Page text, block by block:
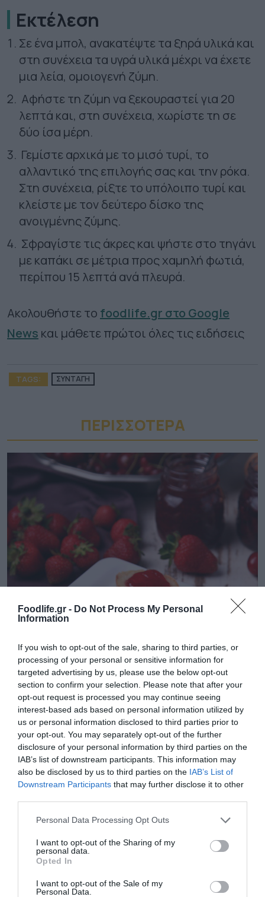
Foodlife.gr - Do Not Process My Personal
Information
If you wish to opt-out of the sale, sharing to third parties, or
processing of your personal or sensitive information for
targeted advertising by us, please use the below opt-out
section to confirm your selection. Please note that after your
opt-out request is processed you may continue seeing
interest-based ads based on personal information utilized by
us or personal information disclosed to third parties prior to
your opt-out. You may separately opt-out of the further
disclosure of your personal information by third parties on the
IAB’s list of downstream participants. This information may
also be disclosed by us to third parties on the IAB’s List of
Downstream Participants that may further disclose it to other
Please note that this website/app uses one or more Google
not limited to your visit or usage behaviour. You may click to
grant or deny consent to Google and its third-party tags to
use your data for below specified purposes in below Google
consent section.
Personal Data Processing Opt Outs
I want to opt-out of the Sharing of my
personal data.
Opted In
I want to opt-out of the Sale of my
Personal Data.
Εκτέλεση
Σε ένα μπολ, ανακατέψτε τα ξηρά υλικά και
στη συνέχεια τα υγρά υλικά μέχρι να έχετε
μια λεία, ομοιογενή ζύμη.
Αφήστε τη ζύμη να ξεκουραστεί για 20
λεπτά και, στη συνέχεια, χωρίστε τη σε
δύο ίσα μέρη.
Γεμίστε αρχικά με το μισό τυρί, το
αλλαντικό της επιλογής σας και την ρόκα.
Στη συνέχεια, ρίξτε το υπόλοιπο τυρί και
κλείστε με τον δεύτερο δίσκο της
ανοιγμένης ζύμης.
Σφραγίστε τις άκρες και ψήστε στο τηγάνι
με καπάκι σε μέτρια προς χαμηλή φωτιά,
περίπου 15 λεπτά ανά πλευρά.
Ακολουθήστε το foodlife.gr στο Google
News και μάθετε πρώτοι όλες τις ειδήσεις
TAGS: ΣΥΝΤΑΓΗ
ΠΕΡΙΣΣΟΤΕΡA
08.08.2026
– Κίνδυνος θραύσης στη γυάλινη
συσκευασία
08.08.2026
Νέο άλμα στις διεθνείς τιμές των τροφίμων
– Σε υψηλό τριετίας